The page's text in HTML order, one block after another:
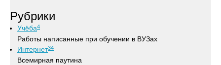
Рубрики
Учёба4
Работы написанные при обучении в ВУЗах
Интернет34
Всемирная паутина